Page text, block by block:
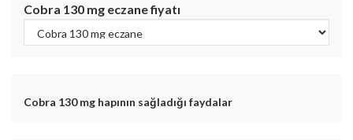
Cobra 130 mg eczane fiyatı
Cobra 130 mg hapının sağladığı faydalar